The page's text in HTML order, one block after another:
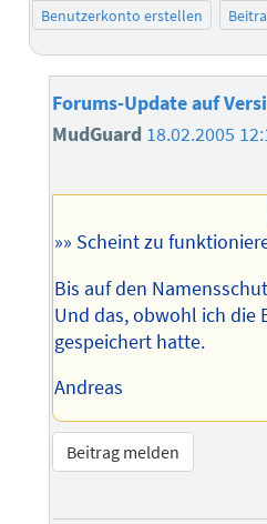
Benutzerkonto erstellen
Forums-Update auf
MudGuard 18.02.2005
»» Scheint zu
Bis auf den
Und das, obwohl ich die
gespeichert hatte.
Andreas
Beitrag melden